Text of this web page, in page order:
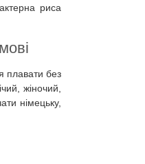
риса
плавати без
жіночий,
німецьку,